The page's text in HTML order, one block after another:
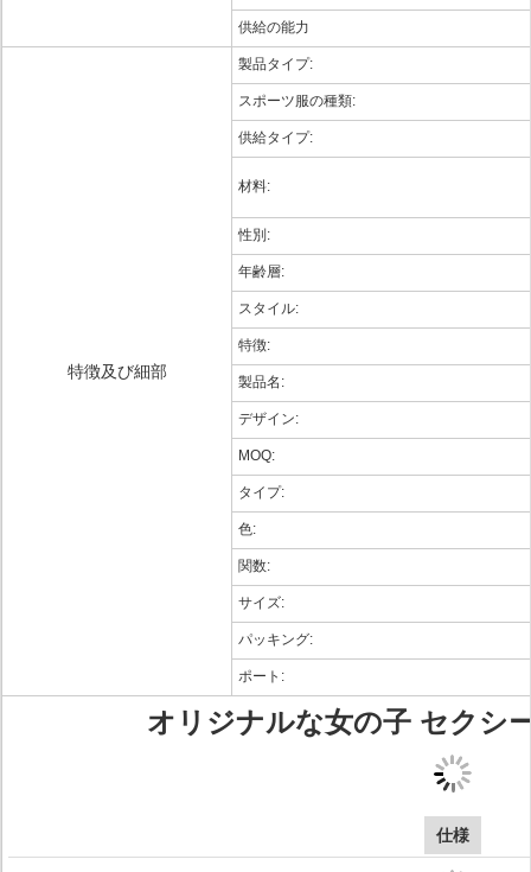
供給の能力
特徴及び細部
製品タイプ:
スポーツ服の種類:
供給タイプ:
材料:
性別:
年齢層:
スタイル:
特徴:
製品名:
デザイン:
MOQ:
タイプ:
色:
関数:
サイズ:
パッキング:
ポート:
オリジナルな女の子 セクシ
仕様